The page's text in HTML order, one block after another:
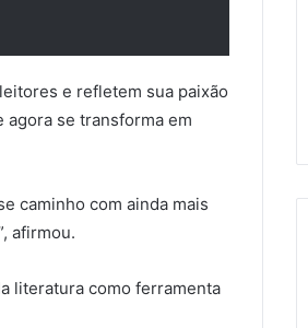
e refletem sua paixão
agora se transforma em
caminho com ainda mais
afirmou.
literatura como ferramenta